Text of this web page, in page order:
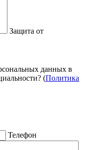
Защита от
данных в
(Политика
Телефон